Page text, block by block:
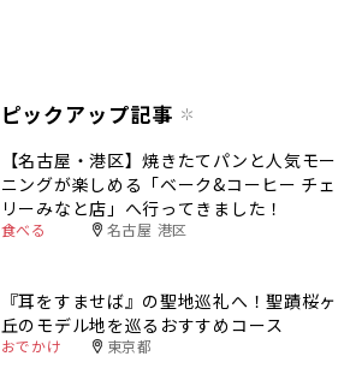
ピックアップ記事
【名古屋・港区】焼きたてパンと人気モー
ニングが楽しめる「ベーク&コーヒー チェ
リーみなと店」へ行ってきました！
食べる 名古屋 港区
『耳をすませば』の聖地巡礼へ！聖蹟桜ヶ
丘のモデル地を巡るおすすめコース
おでかけ 東京都